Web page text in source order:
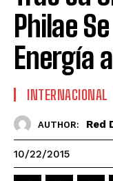
Philae
Energía
INTERNACIONAL
AUTHOR: Red
10/22/2015